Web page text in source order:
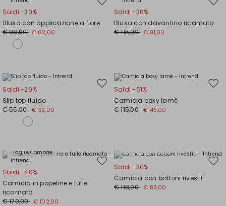
Sposta
nella
wishlist
Saldi -30%
Blusa con applicazione a fiore
€ 88,00 € 62,00
Saldi -30%
Blusa con davantino ricamato
€ 115,00 € 81,00
Sposta
wishlist
Saldi -29%
Slip top fluido
€ 55,00 € 39,00
Saldi -61%
Camicia boxy lamé
€ 115,00 € 45,00
Taglie Comode
Sposta
wishlist
Saldi -40%
Camicia in popeline e tulle
ricamato
€ 170,00 € 102,00
Saldi -30%
Camicia con bottoni rivestiti
€ 118,00 € 83,00